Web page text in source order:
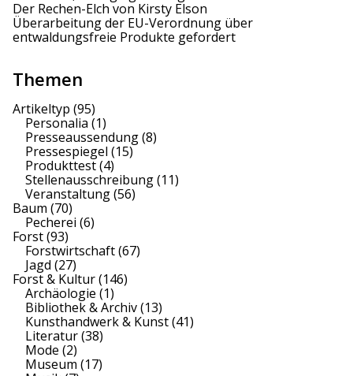
Der Rechen-Elch von Kirsty Elson
Überarbeitung der EU-Verordnung über
entwaldungsfreie Produkte gefordert
Themen
Artikeltyp (95)
Personalia (1)
Presseaussendung(8)
Pressespiegel (15)
Produkttest(4)
Stellenausschreibung(11)
Veranstaltung(56)
Baum (70)
Pecherei (6)
Forst(93)
Forstwirtschaft(67)
Jagd (27)
Forst & Kultur(146)
Archäologie (1)
Bibliothek & Archiv(13)
Kunsthandwerk & Kunst(41)
Literatur(38)
Mode (2)
Museum (17)